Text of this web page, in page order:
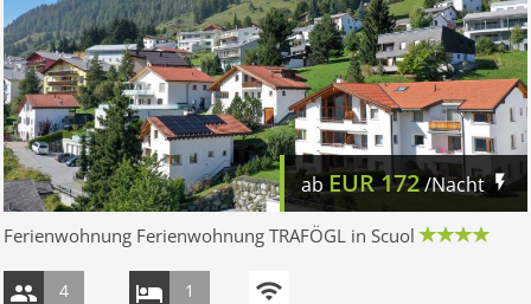
ab EUR172/Nacht
Ferienwohnung Ferienwohnung TRAFÖGL in Scuol
4 1